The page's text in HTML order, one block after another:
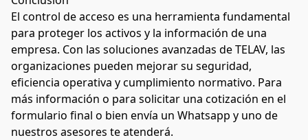
El control de acceso es una herramienta fundamental
para proteger los activos y la información de una
empresa. Con las soluciones avanzadas de TELAV, las
organizaciones pueden mejorar su seguridad,
eficiencia operativa y cumplimiento normativo. Para
más información o para solicitar una cotización en el
formulario final o bien envía un Whatsapp y uno de
nuestros asesores te atenderá.